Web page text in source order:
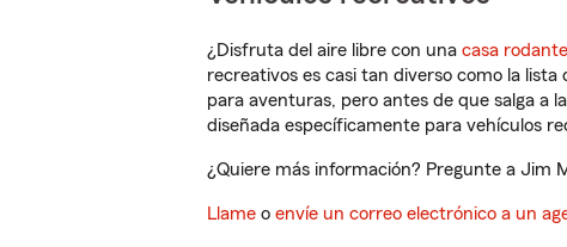
¿Disfruta del aire libre con una casa rodante
recreativos es casi tan diverso como la
para aventuras, pero antes de que salga a
diseñada específicamente para vehículos
¿Quiere más información? Pregunte a Jim
Llame o envíe un correo electrónico a un